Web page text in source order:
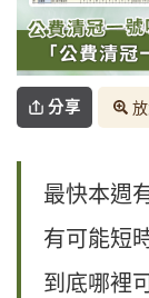
分享 放
最快本週
有可能短
到底哪裡